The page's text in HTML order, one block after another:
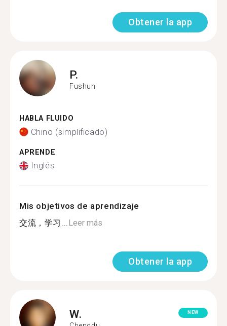
Obtener la app
P.
Fushun
HABLA FLUIDO
Chino (simplificado)
APRENDE
Inglés
Mis objetivos de aprendizaje
交流，学习...Leer más
Obtener la app
W. NEW